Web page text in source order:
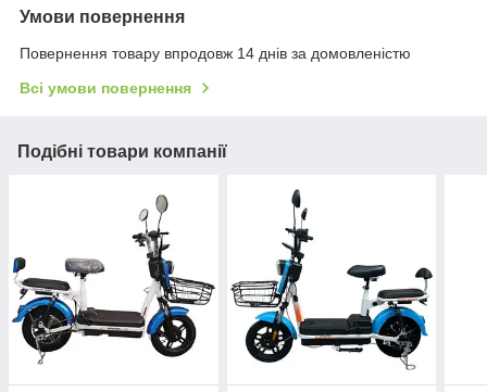
Умови повернення
Повернення товару впродовж 14 днів за домовленістю
Всі умови повернення
Подібні товари компанії